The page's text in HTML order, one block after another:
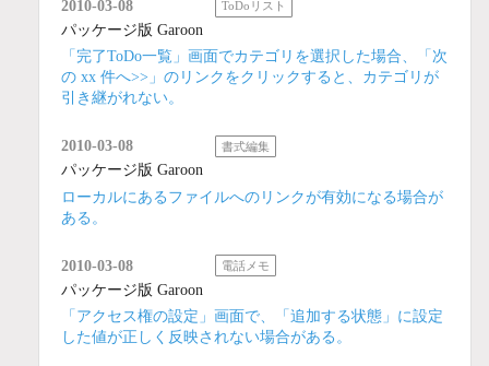
2010-03-08 ToDoリスト
パッケージ版 Garoon
「完了ToDo一覧」画面でカテゴリを選択した場合、「次
の xx 件へ>>」のリンクをクリックすると、カテゴリが
引き継がれない。
2010-03-08 書式編集
パッケージ版 Garoon
ローカルにあるファイルへのリンクが有効になる場合が
ある。
2010-03-08 電話メモ
パッケージ版 Garoon
「アクセス権の設定」画面で、「追加する状態」に設定
した値が正しく反映されない場合がある。